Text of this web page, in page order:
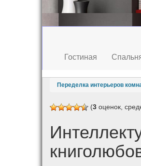
Гостиная
Переделка интерьеров
(3 оценок,